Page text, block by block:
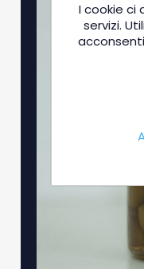
I cookie ci
servizi.